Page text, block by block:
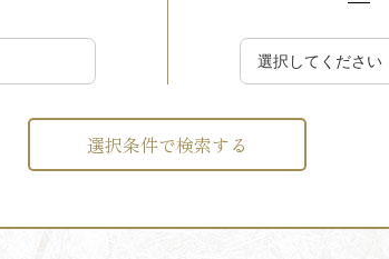
選択条件で検索する